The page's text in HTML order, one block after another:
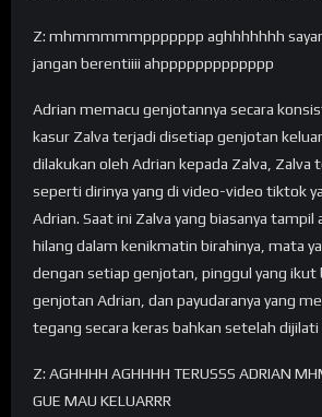
Z: mhmmmmmppppppp aghhhhhhh
jangan berentiiii ahppppppppppppp
Adrian memacu genjotannya secara
kasur Zalva terjadi disetiap genjotan
dilakukan oleh Adrian kepada Zalva, Zalva
seperti dirinya yang di video-video tiktok
Adrian. Saat ini Zalva yang biasanya tampil
hilang dalam kenikmatin birahinya, mata
dengan setiap genjotan, pinggul yang ikut
genjotan Adrian, dan payudaranya yang
tegang secara keras bahkan setelah dijilati
Z: AGHHHH AGHHHH TERUSSS ADRIAN
GUE MAU KELUARRR